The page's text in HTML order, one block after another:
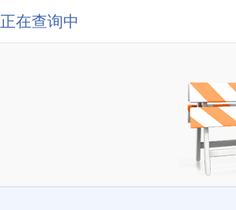
正在查询中